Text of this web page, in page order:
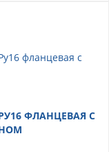
ФЛАНЦЕВАЯ С